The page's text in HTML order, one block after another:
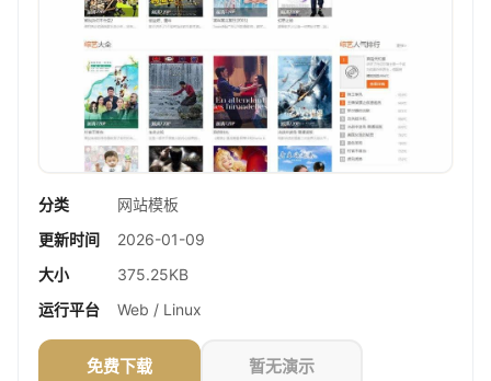
分类
网站模板
更新时间
2026-01-09
大小
375.25KB
运行平台
Web / Linux
免费下载 暂无演示